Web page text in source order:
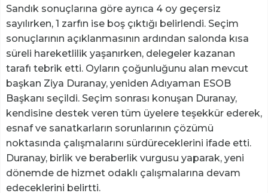
Sandık sonuçlarına göre ayrıca 4 oy geçersiz
sayılırken, 1 zarfın ise boş çıktığı belirlendi. Seçim
sonuçlarının açıklanmasının ardından salonda kısa
süreli hareketlilik yaşanırken, delegeler kazanan
tarafı tebrik etti. Oyların çoğunluğunu alan mevcut
başkan Ziya Duranay, yeniden Adıyaman ESOB
Başkanı seçildi. Seçim sonrası konuşan Duranay,
kendisine destek veren tüm üyelere teşekkür ederek,
esnaf ve sanatkarların sorunlarının çözümü
noktasında çalışmalarını sürdüreceklerini ifade etti.
Duranay, birlik ve beraberlik vurgusu yaparak, yeni
dönemde de hizmet odaklı çalışmalarına devam
edeceklerini belirtti.